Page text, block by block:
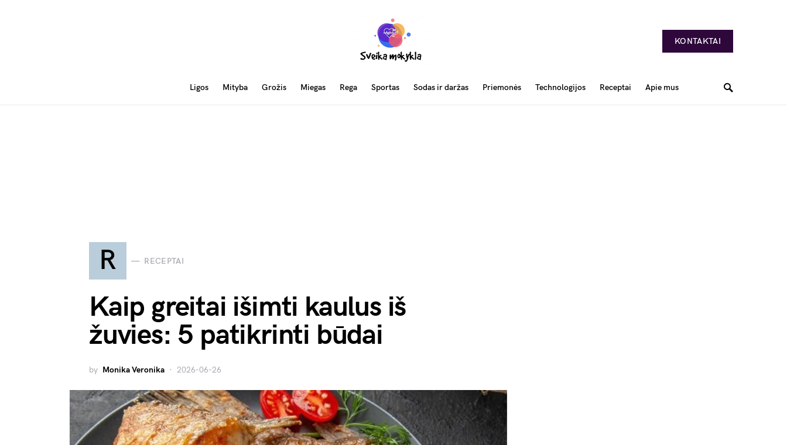
KONTAKTAI
Ligos Mityba Grožis Miegas Rega Sportas Sodas ir daržas Priemonės Technologijos Receptai Apie mus
R RECEPTAI
Kaip greitai išimti kaulus iš
žuvies: 5 patikrinti būdai
by Monika Veronika 2026-06-26